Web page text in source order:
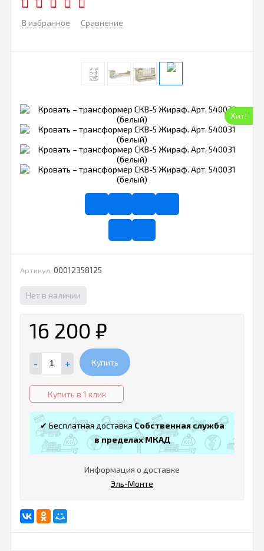
В избранное Сравнение
Хит!
Артикул: 00012358125
Нет в наличии
16 200 ₽
- + Купить
Купить в 1 клик
✔ Бесплатная доставкаСобственная служба
в пределах МКАД
Информация о доставке
Эль-Монте